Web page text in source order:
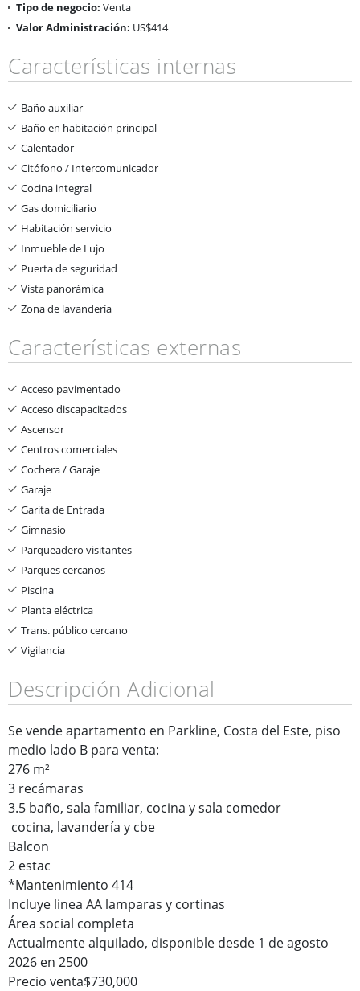
Tipo de negocio: Venta
Valor Administración: US$414
Características internas
Baño auxiliar
Baño en habitación principal
Calentador
Citófono / Intercomunicador
Cocina integral
Gas domiciliario
Habitación servicio
Inmueble de Lujo
Puerta de seguridad
Vista panorámica
Zona de lavandería
Características externas
Acceso pavimentado
Acceso discapacitados
Ascensor
Centros comerciales
Cochera / Garaje
Garaje
Garita de Entrada
Gimnasio
Parqueadero visitantes
Parques cercanos
Piscina
Planta eléctrica
Trans. público cercano
Vigilancia
Descripción Adicional
Se vende apartamento en Parkline, Costa del Este, piso
medio lado B para venta:
276 m²
3 recámaras
3.5 baño, sala familiar, cocina y sala comedor
cocina, lavandería y cbe
Balcon
2 estac
*Mantenimiento 414
Incluye linea AA lamparas y cortinas
Área social completa
Actualmente alquilado, disponible desde 1 de agosto
2026 en 2500
Precio venta$730,000